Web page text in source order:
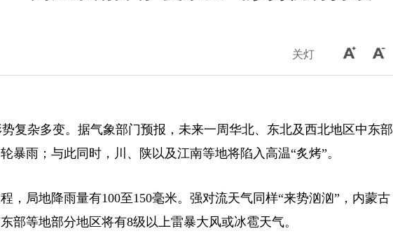
关灯
复杂多变。据气象部门预报，未来一周华北、东北及西北地区中东部
雨；与此同时，川、陕以及江南等地将陷入高温“炙烤”。
局地降雨量有100至150毫米。强对流天气同样“来势汹汹”，内蒙古
部等地部分地区将有8级以上雷暴大风或冰雹天气。